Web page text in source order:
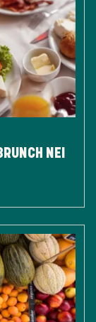
NEI